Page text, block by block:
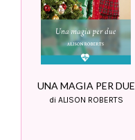
UNA MAGIA PER DUE
di ALISON ROBERTS